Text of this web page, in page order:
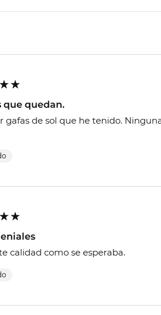
que quedan.
gafas de sol que he tenido.
calidad como se esperaba.